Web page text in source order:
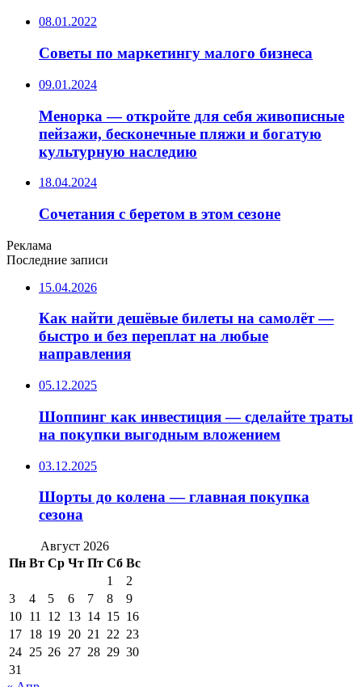
08.01.2022
Советы по маркетингу малого бизнеса
09.01.2024
Менорка — откройте для себя живописные
пейзажи, бесконечные пляжи и богатую
культурную наследию
18.04.2024
Сочетания с беретом в этом сезоне
Реклама
Последние записи
15.04.2026
Как найти дешёвые билеты на самолёт —
быстро и без переплат на любые
направления
05.12.2025
Шоппинг как инвестиция — сделайте траты
на покупки выгодным вложением
03.12.2025
Шорты до колена — главная покупка
сезона
Август 2026
Пн Вт Ср Чт Пт Сб Вс
1
2
3
4 5 6 7 8
9
10 11 12 13 14 15 16
17 18 19 20 21 22 23
24 25 26 27 28 29 30
31